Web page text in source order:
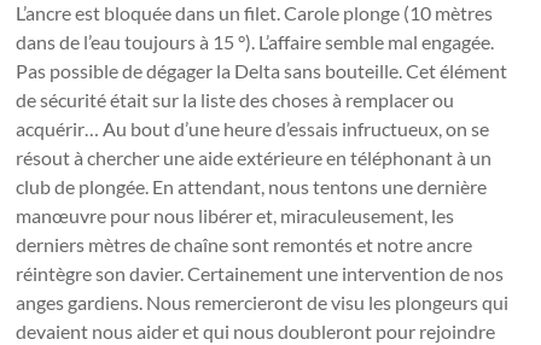
L’ancre est bloquée dans un filet. Carole plonge (10 mètres
dans de l’eau toujours à 15 °). L’affaire semble mal engagée.
Pas possible de dégager la Delta sans bouteille. Cet élément
de sécurité était sur la liste des choses à remplacer ou
acquérir… Au bout d’une heure d’essais infructueux, on se
résout à chercher une aide extérieure en téléphonant à un
club de plongée. En attendant, nous tentons une dernière
manœuvre pour nous libérer et, miraculeusement, les
derniers mètres de chaîne sont remontés et notre ancre
réintègre son davier. Certainement une intervention de nos
anges gardiens. Nous remercieront de visu les plongeurs qui
devaient nous aider et qui nous doubleront pour rejoindre